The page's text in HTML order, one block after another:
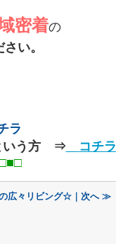
密着の
い。
ラ
いう方 ⇒
コチラ
□
広々リビング☆｜次へ ≫